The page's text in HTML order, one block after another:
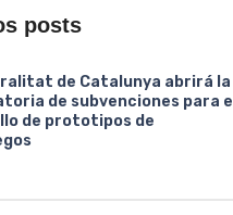
posts
de Catalunya abrirá la
de subvenciones para el
de prototipos de